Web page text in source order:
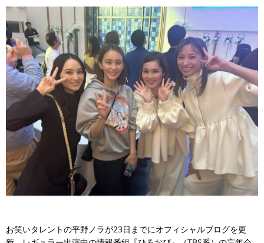
お笑いタレントの平野ノラが23日までにオフィシャルブログを更